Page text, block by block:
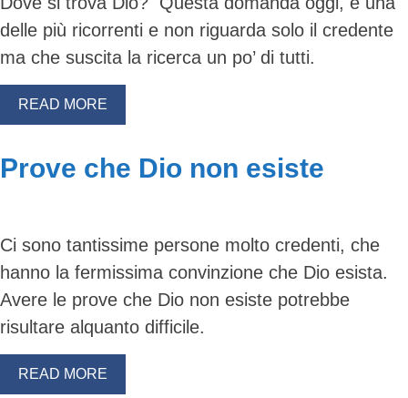
delle più ricorrenti e non riguarda solo il credente
ma che suscita la ricerca un po’ di tutti.
READ MORE
Prove che Dio non esiste
Ci sono tantissime persone molto credenti, che
hanno la fermissima convinzione che Dio esista.
Avere le prove che Dio non esiste potrebbe
risultare alquanto difficile.
READ MORE